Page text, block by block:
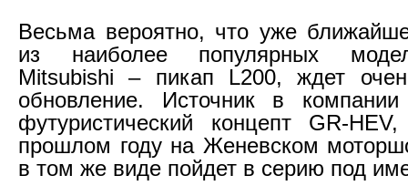
Весьма вероятно, что уже
из наиболее популярных
Mitsubishi – пикап L200, ждет
обновление. Источник в
футуристический концепт GR-
прошлом году на Женевском
в том же виде пойдет в серию под